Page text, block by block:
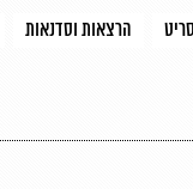
הרצאות וסדנאות